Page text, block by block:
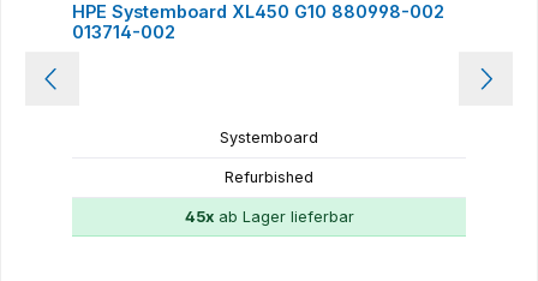
HPE Systemboard XL450 G10 880998-002
013714-002
Systemboard
Refurbished
45xab Lager lieferbar